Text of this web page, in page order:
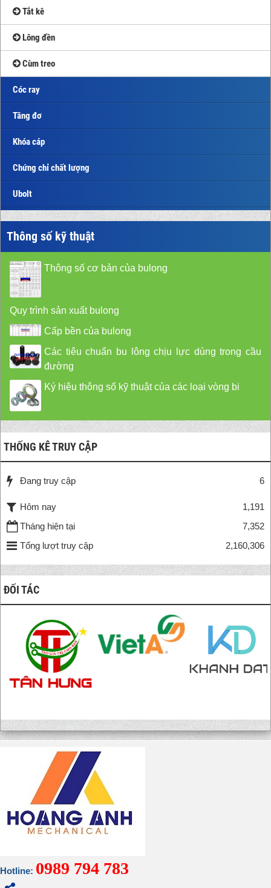
Tắt kê
Lông đền
Cùm treo
Cóc ray
Tăng đơ
Khóa cáp
Chứng chỉ chất lượng
Ubolt
Thông số kỹ thuật
Thông số cơ bản của bulong
Quy trình sản xuất bulong
Cấp bền của bulong
Các tiêu chuẩn bu lông chịu lực dùng trong cầu
đường
Ký hiệu thông số kỹ thuật của các loại vòng bi
THỐNG KÊ TRUY CẬP
Đang truy cập 6
Hôm nay
1,191
Tháng hiện tại
7,352
Tổng lượt truy cập
2,160,306
ĐỐI TÁC
Hotline: 0989 794 783